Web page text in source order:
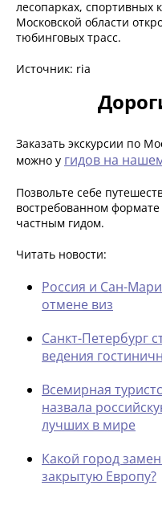
лесопарках, спортивных
Московской области
тюбинговых трасс.
Источник: ria
Заказать экскурсии по
можно у гидов на
Позвольте себе
востребованном
частным гидом.
Читать новости:
Россия и Сан-
отмене виз
Санкт-Петербург
ведения
Всемирная
назвала
лучших в мире
Какой город
закрытую Европу?